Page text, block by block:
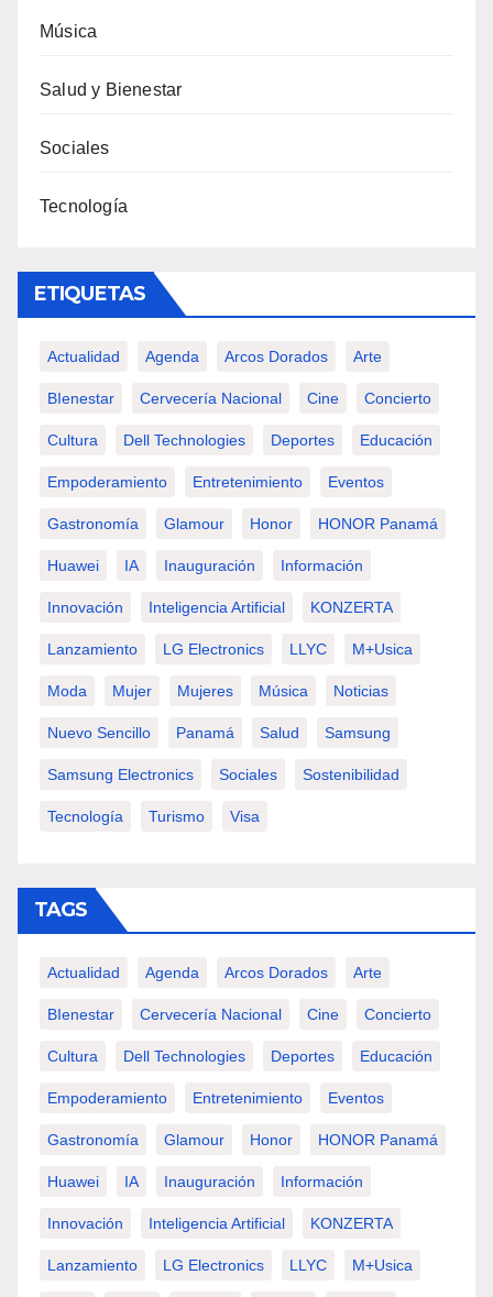
Música
Salud y Bienestar
Sociales
Tecnología
ETIQUETAS
Actualidad Agenda Arcos Dorados Arte
BIenestar Cervecería Nacional Cine Concierto
Cultura Dell Technologies Deportes Educación
Empoderamiento Entretenimiento Eventos
Gastronomía Glamour Honor HONOR Panamá
Huawei IA Inauguración Información
Innovación Inteligencia Artificial KONZERTA
Lanzamiento LG Electronics LLYC M+usica
Moda Mujer Mujeres Música Noticias
Nuevo Sencillo Panamá Salud Samsung
Samsung Electronics Sociales Sostenibilidad
Tecnología Turismo Visa
TAGS
Actualidad Agenda Arcos Dorados Arte
BIenestar Cervecería Nacional Cine Concierto
Cultura Dell Technologies Deportes Educación
Empoderamiento Entretenimiento Eventos
Gastronomía Glamour Honor HONOR Panamá
Huawei IA Inauguración Información
Innovación Inteligencia Artificial KONZERTA
Lanzamiento LG Electronics LLYC M+usica